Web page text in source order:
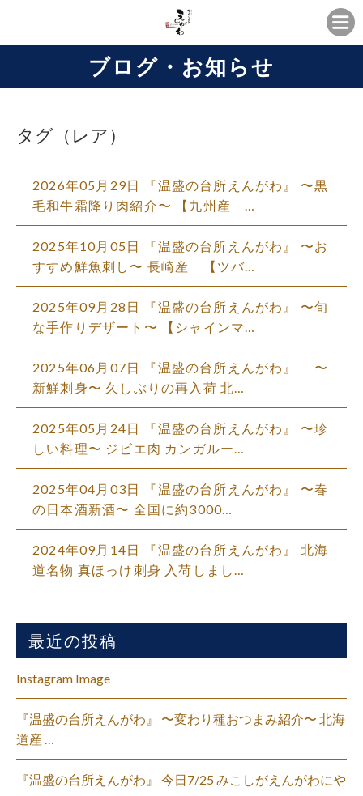
ブログ・お知らせ
タグ（レア）
2026年05月29日 『温盛の台所えんがわ』 〜黒
毛和牛霜降り肉紹介〜 【九州産 …
2025年10月05日 『温盛の台所えんがわ』 〜お
すすめ鮮魚刺し〜 長崎産 【ツバ…
2025年09月28日 『温盛の台所えんがわ』 〜旬
な手作りデザート〜 【シャインマ…
2025年06月07日 『温盛の台所えんがわ』 〜
新鮮刺身〜 久しぶりの再入荷 北…
2025年05月24日 『温盛の台所えんがわ』 〜珍
しい料理〜 ジビエ肉 カンガルー…
2025年04月03日 『温盛の台所えんがわ』 〜春
の日本酒新酒〜 全国に約3000…
2024年09月14日 『温盛の台所えんがわ』 北海
道名物 真ほっけ刺身 入荷しまし…
最近の投稿
Instagram Image
『温盛の台所えんがわ』 〜変わり種おつまみ紹介〜 北海
道産 …
『温盛の台所えんがわ』 今日7/25 みこしがえんがわにや